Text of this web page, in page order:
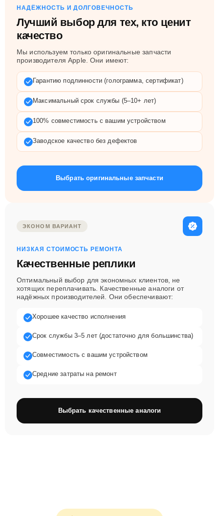
НАДЁЖНОСТЬ И ДОЛГОВЕЧНОСТЬ
Лучший выбор для тех, кто ценит
качество
Мы используем только оригинальные запчасти
производителя Apple. Они имеют:
Гарантию подлинности (голограмма, сертификат)
Максимальный срок службы (5–10+ лет)
100% совместимость с вашим устройством
Заводское качество без дефектов
Выбрать оригинальные запчасти
ЭКОНОМ ВАРИАНТ
НИЗКАЯ СТОИМОСТЬ РЕМОНТА
Качественные реплики
Оптимальный выбор для экономных клиентов, не
хотящих переплачивать. Качественные аналоги от
надёжных производителей. Они обеспечивают:
Хорошее качество исполнения
Срок службы 3–5 лет (достаточно для большинства)
Совместимость с вашим устройством
Средние затраты на ремонт
Выбрать качественные аналоги